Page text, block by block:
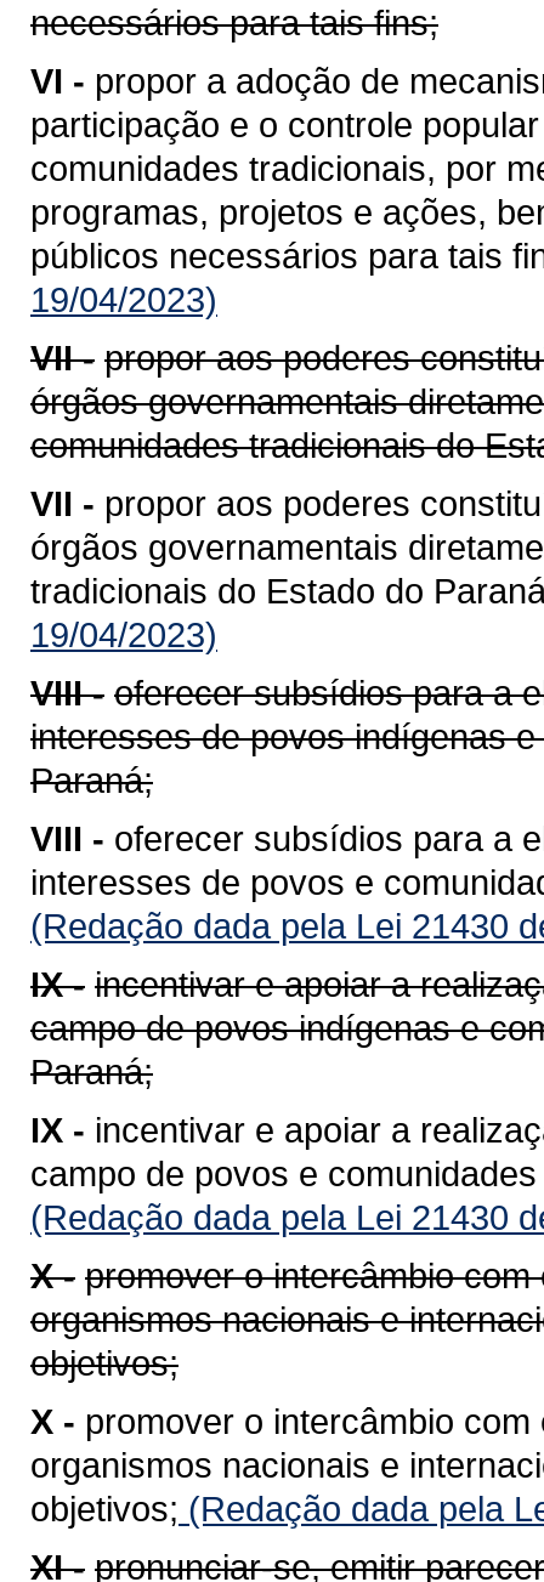
necessários para tais fins;
VI - propor a adoção de
participação e o controle
comunidades tradicionais, por
programas, projetos e ações,
públicos necessários para tais
19/04/2023)
VII - propor aos poderes
órgãos governamentais
comunidades tradicionais do
VII - propor aos poderes
órgãos governamentais
tradicionais do Estado do
19/04/2023)
VIII - oferecer subsídios para a
interesses de povos indígenas
Paraná;
VIII - oferecer subsídios para a
interesses de povos e
(Redação dada pela Lei 21430
IX - incentivar e apoiar a
campo de povos indígenas e
Paraná;
IX - incentivar e apoiar a
campo de povos e
(Redação dada pela Lei 21430
X - promover o intercâmbio
organismos nacionais e
objetivos;
X - promover o intercâmbio
organismos nacionais e
objetivos; (Redação dada pela
XI - pronunciar-se, emitir